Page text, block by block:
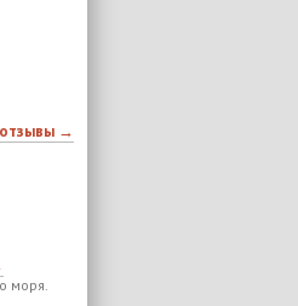
→
моря.